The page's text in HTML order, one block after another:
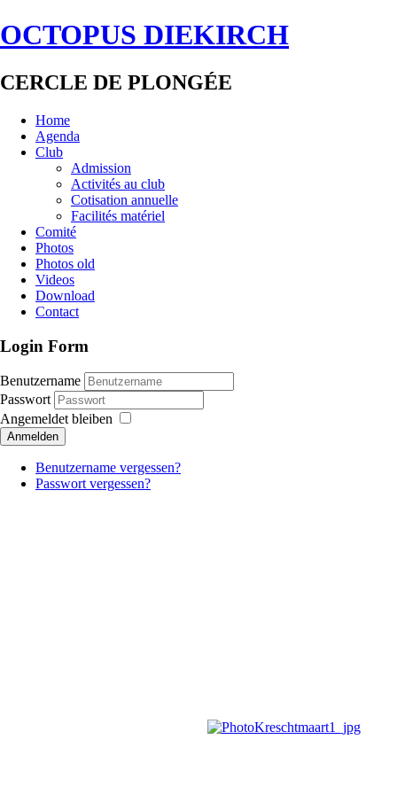
OCTOPUS DIEKIRCH
CERCLE DE PLONGÉE
Home
Agenda
Club
Admission
Activités au club
Cotisation annuelle
Facilités matériel
Comité
Photos
Photos old
Videos
Download
Contact
Login Form
Benutzername
Passwort
Angemeldet bleiben
Anmelden
Benutzername vergessen?
Passwort vergessen?